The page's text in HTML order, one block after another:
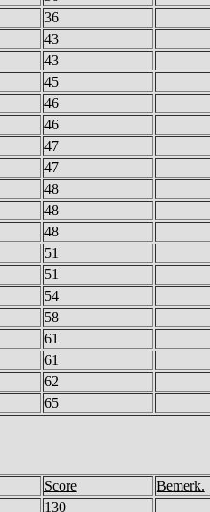
36
43
43
45
46
46
47
47
48
48
48
51
51
54
58
61
61
62
65
Score
Bemerk.
130